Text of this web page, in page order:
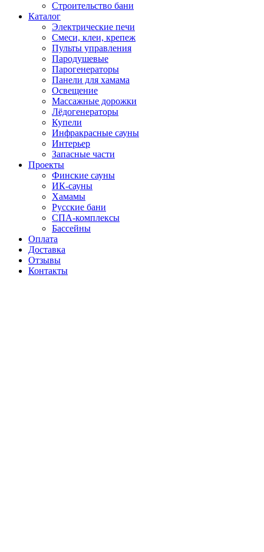
Строительство бани
Каталог
Электрические печи
Смеси, клеи, крепеж
Пульты управления
Пародушевые
Парогенераторы
Панели для хамама
Освещение
Массажные дорожки
Лёдогенераторы
Купели
Инфракрасные сауны
Интерьер
Запасные части
Проекты
Финские сауны
ИК-сауны
Хамамы
Русские бани
СПА-комплексы
Бассейны
Оплата
Доставка
Отзывы
Контакты